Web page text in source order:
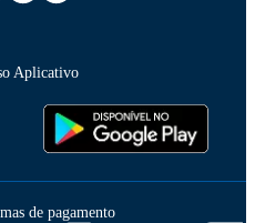
Aplicativo
de pagamento